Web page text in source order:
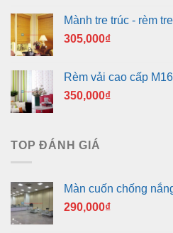
Mành tre trúc - rèm
305,000₫
Rèm vải cao cấp
350,000₫
TOP ĐÁNH GIÁ
Màn cuốn chống
290,000₫